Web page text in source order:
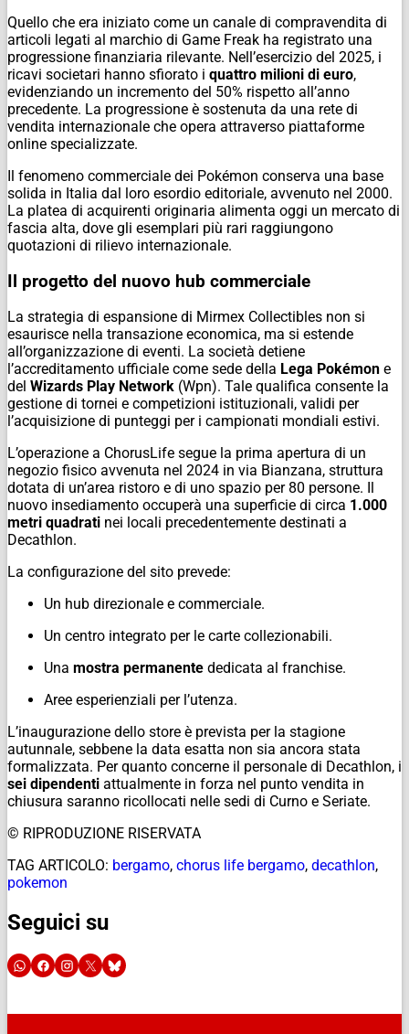
Quello che era iniziato come un canale di compravendita di
articoli legati al marchio di Game Freak ha registrato una
progressione finanziaria rilevante. Nell’esercizio del 2025, i
ricavi societari hanno sfiorato i quattro milioni di euro,
evidenziando un incremento del 50% rispetto all’anno
precedente. La progressione è sostenuta da una rete di
vendita internazionale che opera attraverso piattaforme
online specializzate.
Il fenomeno commerciale dei Pokémon conserva una base
solida in Italia dal loro esordio editoriale, avvenuto nel 2000.
La platea di acquirenti originaria alimenta oggi un mercato di
fascia alta, dove gli esemplari più rari raggiungono
quotazioni di rilievo internazionale.
Il progetto del nuovo hub commerciale
La strategia di espansione di Mirmex Collectibles non si
esaurisce nella transazione economica, ma si estende
all’organizzazione di eventi. La società detiene
l’accreditamento ufficiale come sede della Lega Pokémon e
del Wizards Play Network (Wpn). Tale qualifica consente la
gestione di tornei e competizioni istituzionali, validi per
l’acquisizione di punteggi per i campionati mondiali estivi.
L’operazione a ChorusLife segue la prima apertura di un
negozio fisico avvenuta nel 2024 in via Bianzana, struttura
dotata di un’area ristoro e di uno spazio per 80 persone. Il
nuovo insediamento occuperà una superficie di circa 1.000
metri quadrati nei locali precedentemente destinati a
Decathlon.
La configurazione del sito prevede:
Un hub direzionale e commerciale.
Un centro integrato per le carte collezionabili.
Una mostra permanente dedicata al franchise.
Aree esperienziali per l’utenza.
L’inaugurazione dello store è prevista per la stagione
autunnale, sebbene la data esatta non sia ancora stata
formalizzata. Per quanto concerne il personale di Decathlon, i
sei dipendenti attualmente in forza nel punto vendita in
chiusura saranno ricollocati nelle sedi di Curno e Seriate.
© RIPRODUZIONE RISERVATA
TAG ARTICOLO: bergamo, chorus life bergamo, decathlon,
pokemon
Seguici su